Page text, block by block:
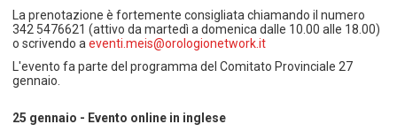
La prenotazione è fortemente consigliata chiamando il numero
342 5476621 (attivo da martedì a domenica dalle 10.00 alle 18.00)
o scrivendo aeventi.meis@orologionetwork.it
L'evento fa parte del programma del Comitato Provinciale 27
gennaio.
25 gennaio - Evento online in inglese